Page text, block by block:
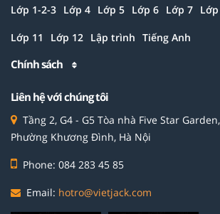
Lớp 1-2-3 Lớp 4 Lớp 5 Lớp 6 Lớp 7
Lớp 11 Lớp 12 Lập trình Tiếng Anh
Chính sách
Liên hệ với chúng tôi
Tầng 2, G4 - G5 Tòa nhà Five Star
Phường Khương Đình, Hà Nội
Phone: 084 283 45 85
Email: hotro@vietjack.com